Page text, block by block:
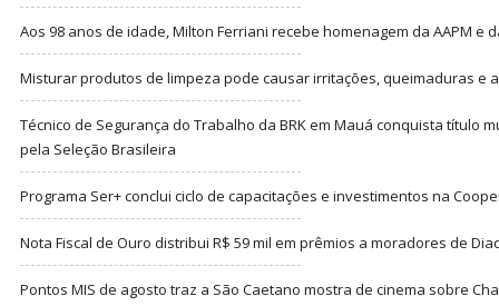
Aos 98 anos de idade, Milton Ferriani recebe homenagem da AAPM e
Misturar produtos de limpeza pode causar irritações, queimaduras e
Técnico de Segurança do Trabalho da BRK em Mauá conquista título
pela Seleção Brasileira
Programa Ser+ conclui ciclo de capacitações e investimentos na
Nota Fiscal de Ouro distribui R$ 59 mil em prêmios a moradores de
Pontos MIS de agosto traz a São Caetano mostra de cinema sobre